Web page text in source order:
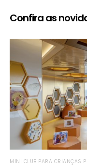
Confira as
MINI CLUB PARA CRIANÇAS